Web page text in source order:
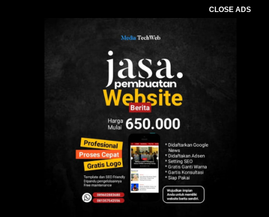
CLOSE ADS